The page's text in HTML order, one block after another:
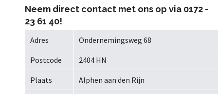
Neem direct contact met ons op via 0172 -
23 61 40!
Adres Ondernemingsweg 68
Postcode 2404 HN
Plaats Alphen aan den Rijn